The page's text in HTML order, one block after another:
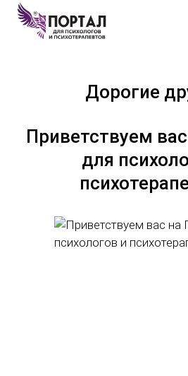
Дорогие
Приветствуем
для